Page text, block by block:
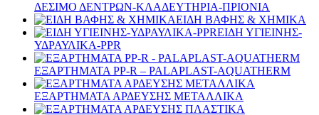
ΔΕΣΙΜΟ ΔΕΝΤΡΩΝ-ΚΛΑΔΕΥΤΗΡΙΑ-ΠΡΙΟΝΙΑ
ΕΙΔΗ ΒΑΦΗΣ & ΧΗΜΙΚΑ
ΕΙΔΗ ΥΓΙΕΙΝΗΣ-
ΥΔΡΑΥΛΙΚΑ-PPR
ΕΞΑΡΤΗΜΑΤΑ PP-R – PALAPLAST-AQUATHERM
ΕΞΑΡΤΗΜΑΤΑ ΑΡΔΕΥΣΗΣ ΜΕΤΑΛΛΙΚΑ